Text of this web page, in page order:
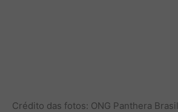
Crédito das fotos: ONG Panthera Brasil